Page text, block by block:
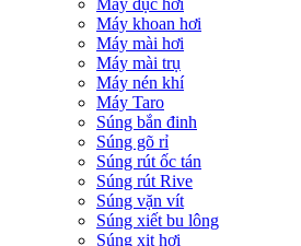
Máy đục hơi
Máy khoan hơi
Máy mài hơi
Máy mài trụ
Máy nén khí
Máy Taro
Súng bắn đinh
Súng gõ rỉ
Súng rút ốc tán
Súng rút Rive
Súng vặn vít
Súng xiết bu lông
Súng xịt hơi